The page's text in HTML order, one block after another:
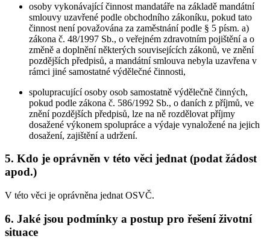
osoby vykonávající činnost mandatáře na základě mandátní
smlouvy uzavřené podle obchodního zákoníku, pokud tato
činnost není považována za zaměstnání podle § 5 písm. a)
zákona č. 48/1997 Sb., o veřejném zdravotním pojištění a o
změně a doplnění některých souvisejících zákonů, ve znění
pozdějších předpisů, a mandátní smlouva nebyla uzavřena v
rámci jiné samostatné výdělečné činnosti,
spolupracující osoby osob samostatně výdělečně činných,
pokud podle zákona č. 586/1992 Sb., o daních z příjmů, ve
znění pozdějších předpisů, lze na ně rozdělovat příjmy
dosažené výkonem spolupráce a výdaje vynaložené na jejich
dosažení, zajištění a udržení.
5. Kdo je oprávněn v této věci jednat (podat žádost
apod.)
V této věci je oprávněna jednat OSVČ.
6. Jaké jsou podmínky a postup pro řešení životní
situace